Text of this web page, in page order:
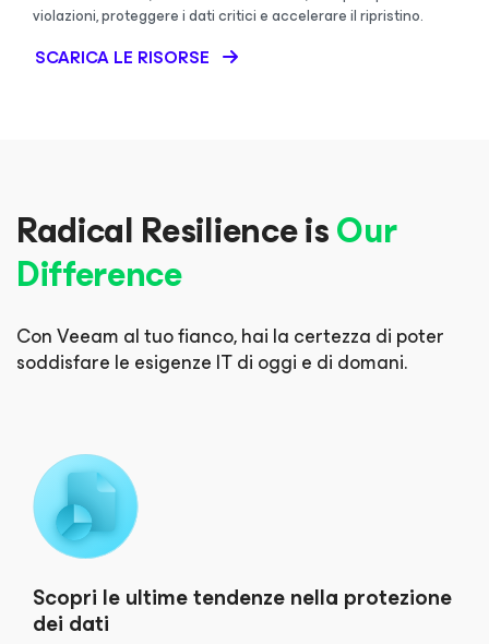
violazioni, proteggere i dati critici e accelerare il ripristino.
SCARICA LE RISORSE
Radical Resilience isOur
Difference
Con Veeam al tuo fianco, hai la certezza di poter
soddisfare le esigenze IT di oggi e di domani.
Scopri le ultime tendenze nella protezione
dei dati